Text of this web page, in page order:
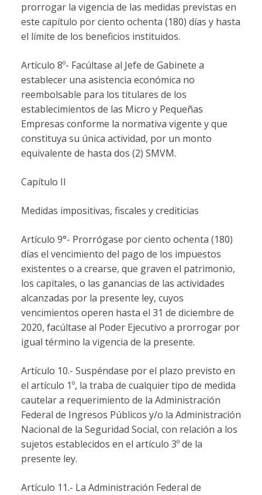
prorrogar la vigencia de las medidas previstas en
este capítulo por ciento ochenta (180) días y hasta
el límite de los beneficios instituidos.
Artículo 8º- Facúltase al Jefe de Gabinete a
establecer una asistencia económica no
reembolsable para los titulares de los
establecimientos de las Micro y Pequeñas
Empresas conforme la normativa vigente y que
constituya su única actividad, por un monto
equivalente de hasta dos (2) SMVM.
Capítulo II
Medidas impositivas, fiscales y crediticias
Artículo 9°- Prorrógase por ciento ochenta (180)
días el vencimiento del pago de los impuestos
existentes o a crearse, que graven el patrimonio,
los capitales, o las ganancias de las actividades
alcanzadas por la presente ley, cuyos
vencimientos operen hasta el 31 de diciembre de
2020, facúltase al Poder Ejecutivo a prorrogar por
igual término la vigencia de la presente.
Artículo 10.- Suspéndase por el plazo previsto en
el artículo 1º, la traba de cualquier tipo de medida
cautelar a requerimiento de la Administración
Federal de Ingresos Públicos y/o la Administración
Nacional de la Seguridad Social, con relación a los
sujetos establecidos en el artículo 3º de la
presente ley.
Artículo 11.- La Administración Federal de